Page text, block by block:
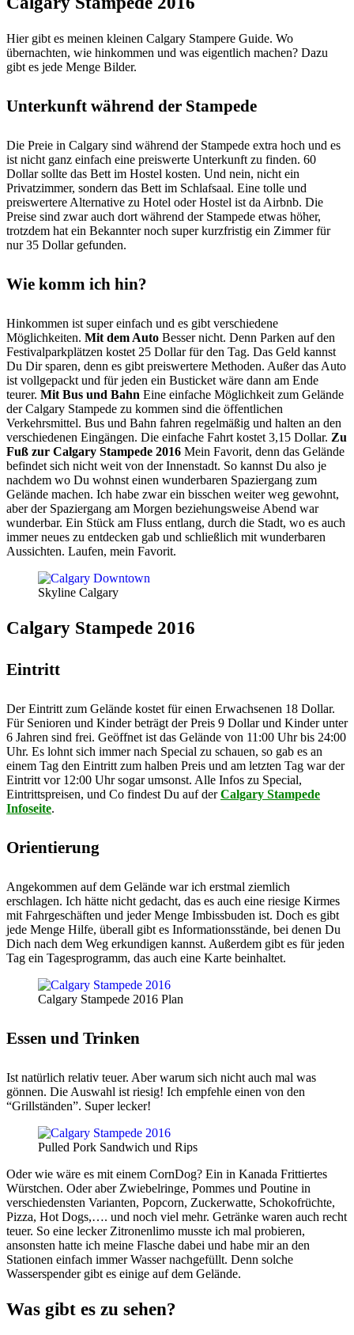
Hier gibt es meinen kleinen Calgary Stampere Guide. Wo
übernachten, wie hinkommen und was eigentlich machen? Dazu
gibt es jede Menge Bilder.
Unterkunft während der Stampede
Die Preie in Calgary sind während der Stampede extra hoch und es
ist nicht ganz einfach eine preiswerte Unterkunft zu finden. 60
Dollar sollte das Bett im Hostel kosten. Und nein, nicht ein
Privatzimmer, sondern das Bett im Schlafsaal. Eine tolle und
preiswertere Alternative zu Hotel oder Hostel ist da Airbnb. Die
Preise sind zwar auch dort während der Stampede etwas höher,
trotzdem hat ein Bekannter noch super kurzfristig ein Zimmer für
nur 35 Dollar gefunden.
Wie komm ich hin?
Hinkommen ist super einfach und es gibt verschiedene
Möglichkeiten. Mit dem Auto Besser nicht. Denn Parken auf den
Festivalparkplätzen kostet 25 Dollar für den Tag. Das Geld kannst
Du Dir sparen, denn es gibt preiswertere Methoden. Außer das Auto
ist vollgepackt und für jeden ein Busticket wäre dann am Ende
teurer. Mit Bus und Bahn Eine einfache Möglichkeit zum Gelände
der Calgary Stampede zu kommen sind die öffentlichen
Verkehrsmittel. Bus und Bahn fahren regelmäßig und halten an den
verschiedenen Eingängen. Die einfache Fahrt kostet 3,15 Dollar. Zu
Fuß zur Calgary Stampede 2016 Mein Favorit, denn das Gelände
befindet sich nicht weit von der Innenstadt. So kannst Du also je
nachdem wo Du wohnst einen wunderbaren Spaziergang zum
Gelände machen. Ich habe zwar ein bisschen weiter weg gewohnt,
aber der Spaziergang am Morgen beziehungsweise Abend war
wunderbar. Ein Stück am Fluss entlang, durch die Stadt, wo es auch
immer neues zu entdecken gab und schließlich mit wunderbaren
Aussichten. Laufen, mein Favorit.
Skyline Calgary
Calgary Stampede 2016
Eintritt
Der Eintritt zum Gelände kostet für einen Erwachsenen 18 Dollar.
Für Senioren und Kinder beträgt der Preis 9 Dollar und Kinder unter
6 Jahren sind frei. Geöffnet ist das Gelände von 11:00 Uhr bis 24:00
Uhr. Es lohnt sich immer nach Special zu schauen, so gab es an
einem Tag den Eintritt zum halben Preis und am letzten Tag war der
Eintritt vor 12:00 Uhr sogar umsonst. Alle Infos zu Special,
Eintrittspreisen, und Co findest Du auf derCalgary Stampede
Infoseite.
Orientierung
Angekommen auf dem Gelände war ich erstmal ziemlich
erschlagen. Ich hätte nicht gedacht, das es auch eine riesige Kirmes
mit Fahrgeschäften und jeder Menge Imbissbuden ist. Doch es gibt
jede Menge Hilfe, überall gibt es Informationsstände, bei denen Du
Dich nach dem Weg erkundigen kannst. Außerdem gibt es für jeden
Tag ein Tagesprogramm, das auch eine Karte beinhaltet.
Calgary Stampede 2016 Plan
Essen und Trinken
Ist natürlich relativ teuer. Aber warum sich nicht auch mal was
gönnen. Die Auswahl ist riesig! Ich empfehle einen von den
“Grillständen”. Super lecker!
Pulled Pork Sandwich und Rips
Oder wie wäre es mit einem CornDog? Ein in Kanada Frittiertes
Würstchen. Oder aber Zwiebelringe, Pommes und Poutine in
verschiedensten Varianten, Popcorn, Zuckerwatte, Schokofrüchte,
Pizza, Hot Dogs,…. und noch viel mehr. Getränke waren auch recht
teuer. So eine lecker Zitronenlimo musste ich mal probieren,
ansonsten hatte ich meine Flasche dabei und habe mir an den
Stationen einfach immer Wasser nachgefüllt. Denn solche
Wasserspender gibt es einige auf dem Gelände.
Was gibt es zu sehen?